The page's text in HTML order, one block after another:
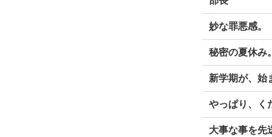
妙な罪悪感。
秘密の夏休み
新学期が、始
やっぱり、く
大事な事を先